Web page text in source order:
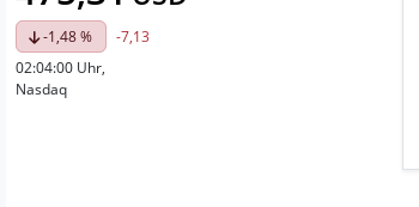
-1,48 %
-7,13
02:04:00 Uhr,
Nasdaq